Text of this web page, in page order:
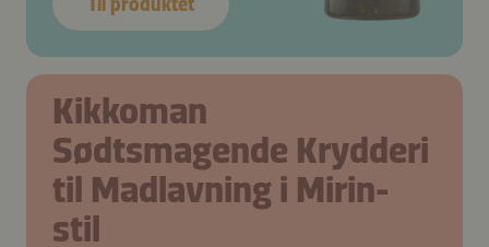
Kikkoman
Sødtsmagende Krydderi
til Madlavning i Mirin-
stil